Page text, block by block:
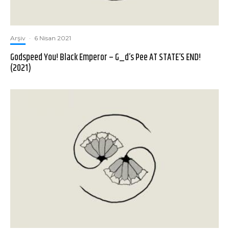
Arşiv · 6 Nisan 2021
Godspeed You! Black Emperor – G_d’s Pee AT STATE’S END!
(2021)